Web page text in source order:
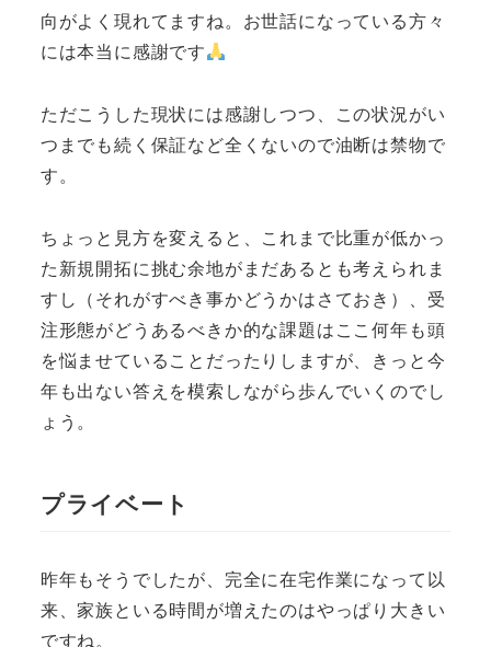
向がよく現れてますね。お世話になっている方々
には本当に感謝です
ただこうした現状には感謝しつつ、この状況がい
つまでも続く保証など全くないので油断は禁物で
す。
ちょっと見方を変えると、これまで比重が低かっ
た新規開拓に挑む余地がまだあるとも考えられま
すし（それがすべき事かどうかはさておき）、受
注形態がどうあるべきか的な課題はここ何年も頭
を悩ませていることだったりしますが、きっと今
年も出ない答えを模索しながら歩んでいくのでし
ょう。
プライベート
昨年もそうでしたが、完全に在宅作業になって以
来、家族といる時間が増えたのはやっぱり大きい
ですね。